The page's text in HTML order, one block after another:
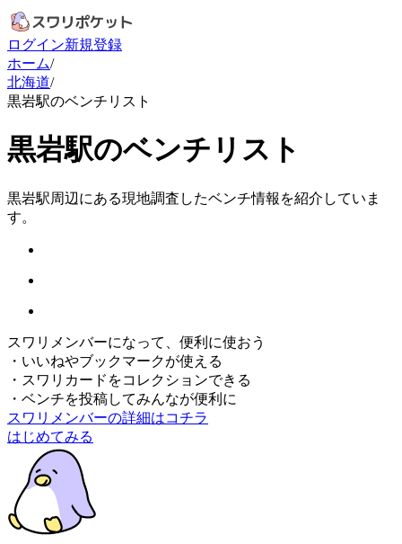
ログイン新規登録
ホーム/
北海道/
黒岩駅のベンチリスト
黒岩駅のベンチリスト
黒岩駅周辺にある現地調査したベンチ情報を紹介していま
す。
スワリメンバーになって、便利に使おう
・ いいねやブックマークが使える
・ スワリカードをコレクションできる
・ ベンチを投稿してみんなが便利に
スワリメンバーの詳細はコチラ
はじめてみる